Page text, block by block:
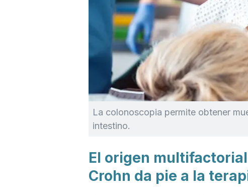
La colonoscopia permite obtener
intestino.
El origen
Crohn da pie a la